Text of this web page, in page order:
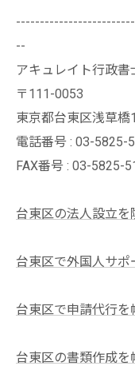
--
アキュレイト行政書
〒111-0053
東京都台東区浅草
電話番号 : 03-5825-
FAX番号 : 03-5825-
台東区の法人設立を
台東区で外国人サポ
台東区で申請代行を
台東区の書類作成を